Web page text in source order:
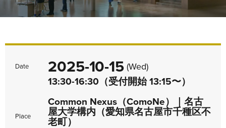
Date 2025-10-15 (Wed)
13:30-16:30（受付開始 13:15〜）
Place
Common Nexus（ComoNe）｜名古
屋大学構内（愛知県名古屋市千種区不
老町）